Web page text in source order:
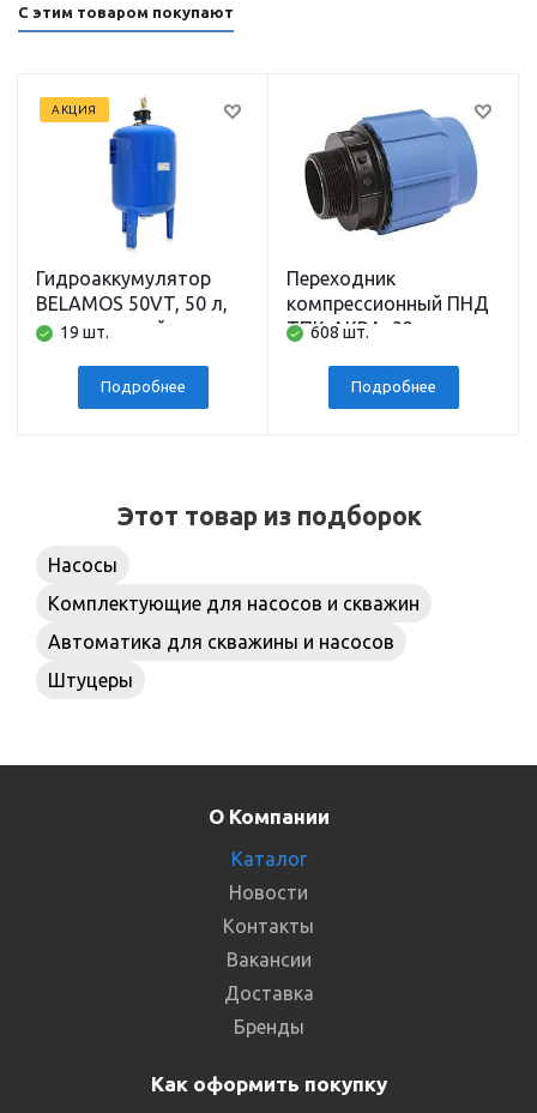
С этим товаром покупают
АКЦИЯ
Гидроаккумулятор
BELAMOS 50VT, 50 л,
вертикальный
подключение 1 дюйм
19 шт.
Подробнее
Переходник
компрессионный ПНД
ТПК-АКВА, 32 мм x
608 шт.
Подробнее
Этот товар из подборок
Насосы
Комплектующие для насосов и скважин
Автоматика для скважины и насосов
Штуцеры
О Компании
Каталог
Новости
Контакты
Вакансии
Доставка
Бренды
Как оформить покупку